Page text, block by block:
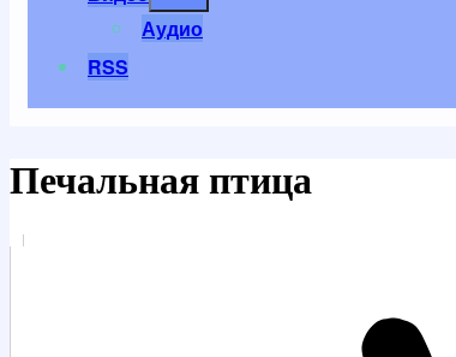
Аудио
RSS
Печальная птица